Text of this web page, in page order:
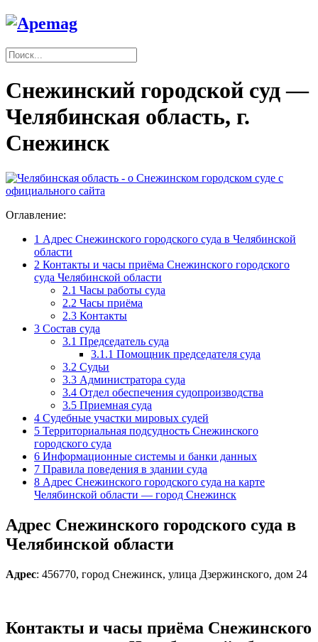
Снежинский городской суд —
Челябинская область, г.
Снежинск
Оглавление:
1 Адрес Снежинского городского суда в Челябинской
области
2 Контакты и часы приёма Снежинского городского
суда Челябинской области
2.1 Часы работы суда
2.2 Часы приёма
2.3 Контакты
3 Состав суда
3.1 Председатель суда
3.1.1 Помощник председателя суда
3.2 Судьи
3.3 Администратора суда
3.4 Отдел обеспечения судопроизводства
3.5 Приемная суда
4 Судебные участки мировых судей
5 Территориальная подсудность Снежинского
городского суда
6 Информационные системы и банки данных
7 Правила поведения в здании суда
8 Адрес Снежинского городского суда на карте
Челябинской области — город Снежинск
Адрес Снежинского городского суда в
Челябинской области
Адрес: 456770, город Снежинск, улица Дзержинского, дом 24
Контакты и часы приёма Снежинского